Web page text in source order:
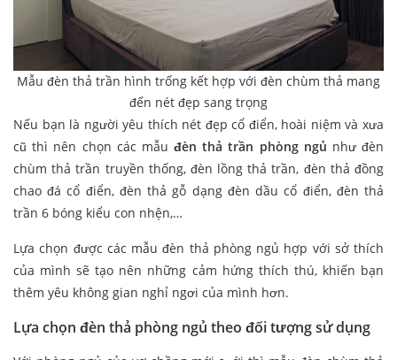
Mẫu đèn thả trần hình trống kết hợp với đèn chùm thả mang
đến nét đẹp sang trọng
Nếu bạn là người yêu thích nét đẹp cổ điển, hoài niệm và xưa
cũ thì nên chọn các mẫu đèn thả trần phòng ngủ như đèn
chùm thả trần truyền thống, đèn lồng thả trần, đèn thả đồng
chao đá cổ điển, đèn thả gỗ dạng đèn dầu cổ điển, đèn thả
trần 6 bóng kiểu con nhện,…
Lựa chọn được các mẫu đèn thả phòng ngủ hợp với sở thích
của mình sẽ tạo nên những cảm hứng thích thú, khiến bạn
thêm yêu không gian nghỉ ngơi của mình hơn.
Lựa chọn đèn thả phòng ngủ theo đối tượng sử dụng